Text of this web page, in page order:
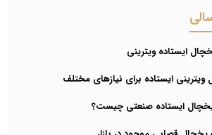
ویترینی ایستاده برای نیازهای مختلف
یخچال ایستاده صنعتی چیست؟